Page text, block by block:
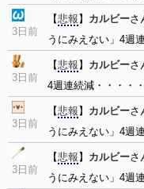
3日前
【悲報 】 カルビーさ
うにみえない」4週
3日前
【悲報 】 カルビーさ
4週連続減・・・・
3日前
【悲報 】 カルビーさ
うにみえない」4週
3日前
【悲報 】 カルビーさ
うにみえない」4週